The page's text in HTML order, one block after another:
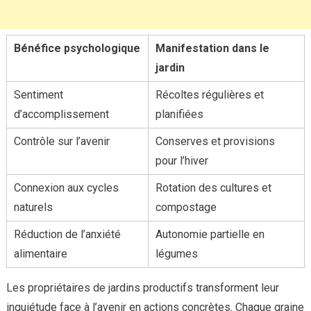
Bénéfice psychologique
Manifestation dans le
jardin
Sentiment
d’accomplissement
Récoltes régulières et
planifiées
Contrôle sur l’avenir
Conserves et provisions
pour l’hiver
Connexion aux cycles
naturels
Rotation des cultures et
compostage
Réduction de l’anxiété
alimentaire
Autonomie partielle en
légumes
Les propriétaires de jardins productifs transforment leur
inquiétude face à l’avenir en actions concrètes. Chaque graine